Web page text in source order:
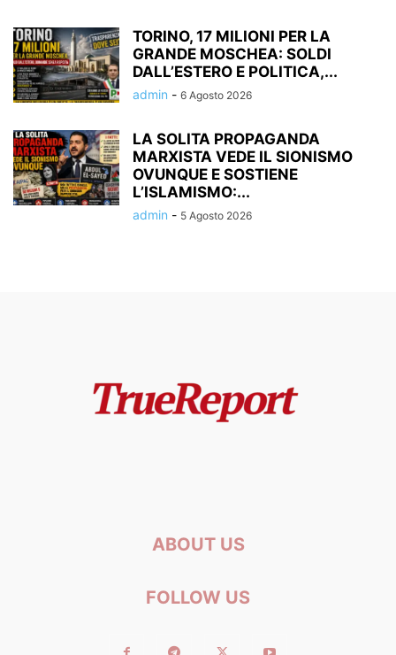
TORINO, 17 MILIONI PER LA
GRANDE MOSCHEA: SOLDI
DALL’ESTERO E POLITICA,...
admin - 6 Agosto 2026
LA SOLITA PROPAGANDA
MARXISTA VEDE IL SIONISMO
OVUNQUE E SOSTIENE
L’ISLAMISMO:...
admin - 5 Agosto 2026
ABOUT US
FOLLOW US